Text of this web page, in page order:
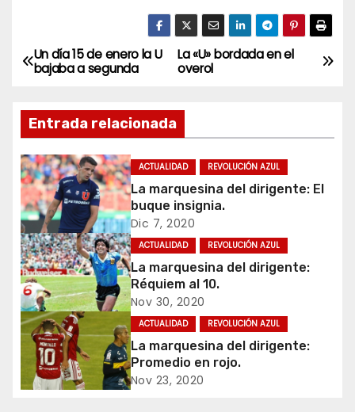
N
v
e
g
a
c
i
ó
n
d
La «U» bordada en el
overol
Un día 15 de enero la U
bajaba a segunda
Entrada relacionada
ACTUALIDAD REVOLUCIÓN AZUL
La marquesina del dirigente: El
buque insignia.
Dic 7, 2020
ACTUALIDAD REVOLUCIÓN AZUL
La marquesina del dirigente:
Réquiem al 10.
Nov 30, 2020
ACTUALIDAD REVOLUCIÓN AZUL
La marquesina del dirigente:
Promedio en rojo.
Nov 23, 2020